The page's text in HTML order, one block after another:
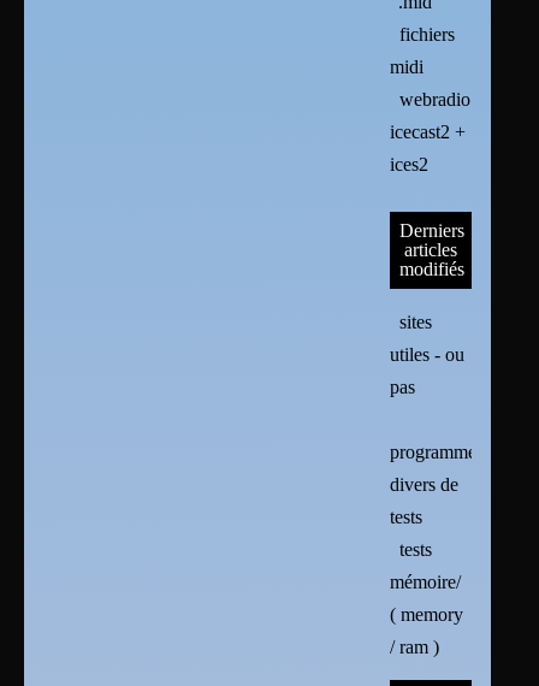
fichiers
midi
webradio :
icecast2 +
ices2
Derniers
articles
modifiés
sites
utiles - ou
pas
programmes
divers de
tests
tests
mémoire/
( memory
/ ram )